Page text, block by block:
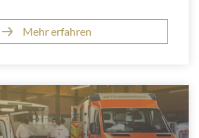
Mehr erfahren